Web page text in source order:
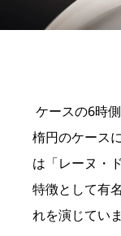
ケースの6時
楕円のケース
は「レーヌ・
特徴として有
れを演じてい